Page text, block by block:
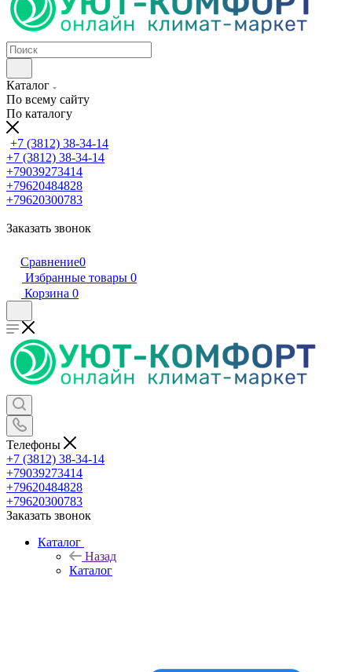
Каталог
По всему сайту
По каталогу
+7 (3812) 38-34-14
+7 (3812) 38-34-14
+79039273414
+79620484828
+79620300783
Заказать звонок
Сравнение0
Избранные товары 0
Корзина 0
Телефоны
+7 (3812) 38-34-14
+79039273414
+79620484828
+79620300783
Заказать звонок
Каталог
Назад
Каталог